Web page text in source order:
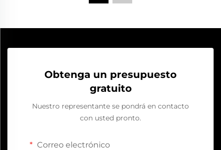
Obtenga un presupuesto
gratuito
Nuestro representante se pondrá en contacto
con usted pronto.
Correo electrónico